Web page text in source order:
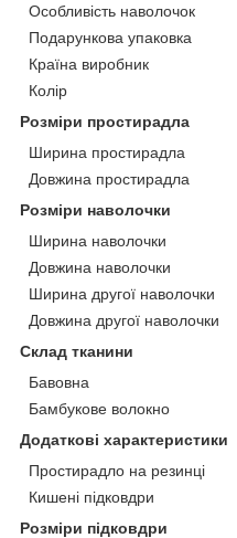
Особливість наволочок
Подарункова упаковка
Країна виробник
Колір
Розміри простирадла
Ширина простирадла
Довжина простирадла
Розміри наволочки
Ширина наволочки
Довжина наволочки
Ширина другої наволочки
Довжина другої наволочки
Склад тканини
Бавовна
Бамбукове волокно
Додаткові характеристики
Простирадло на резинці
Кишені підковдри
Розміри підковдри